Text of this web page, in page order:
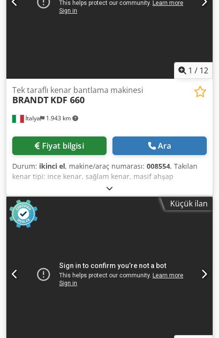
1 / 12
İtalya 1.943 km
Tek taraflı kenar bantlama makinesi
BRANDT KDF 660
Fiyat bilgisi Ara
Durum: ikinci el, makine/araç numarası: 008554, Takılan
kenar tipi: ince kenar, sağlam kenar, masif ahşap
Yapıştırma sistemi: EVA Ek frezeleme: evet Çok fonksiyonlu
ünite: evet Maks. ilerleme hızı: 16 m/dak Chedpfxezg D Eze
Aqisa Maksimum levha kalınlığı: 60 mm Çalışma üniteleri:
8 adet
Küçük ilan